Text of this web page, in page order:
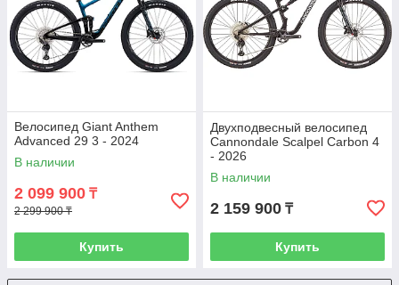
Велосипед Giant Anthem
Advanced 29 3 - 2024
В наличии
2 099 900 ₸
2 299 900 ₸
Купить
Двухподвесный велосипед
Cannondale Scalpel Carbon 4
- 2026
В наличии
2 159 900 ₸
Купить